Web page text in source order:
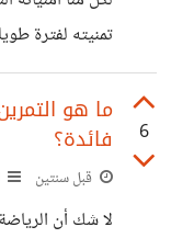
د/ أحمد خالد
تمنيته لفترة
6
ما هو
فائدة؟
قبل سنتين
لا شك أن